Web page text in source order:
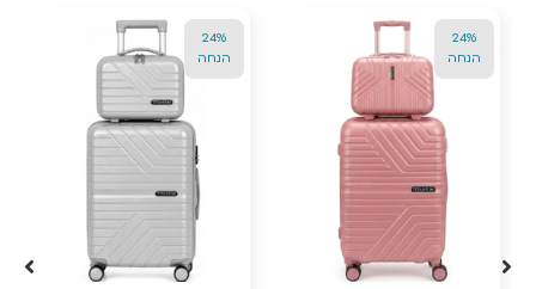
24%
הנחה
24%
הנחה